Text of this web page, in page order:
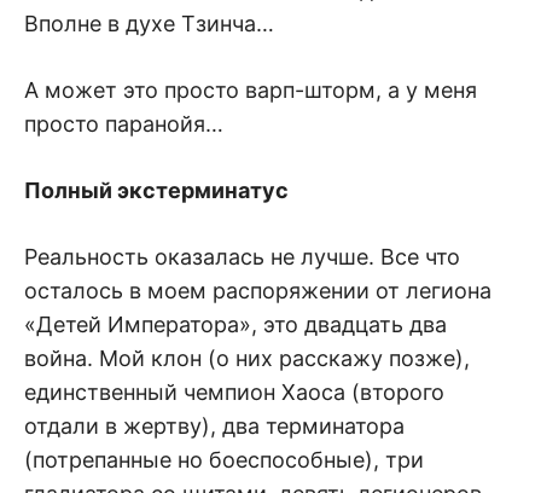
Вполне в духе Тзинча…
А может это просто варп-шторм, а у меня
просто паранойя…
Полный экстерминатус
Реальность оказалась не лучше. Все что
осталось в моем распоряжении от легиона
«Детей Императора», это двадцать два
война. Мой клон (о них расскажу позже),
единственный чемпион Хаоса (второго
отдали в жертву), два терминатора
(потрепанные но боеспособные), три